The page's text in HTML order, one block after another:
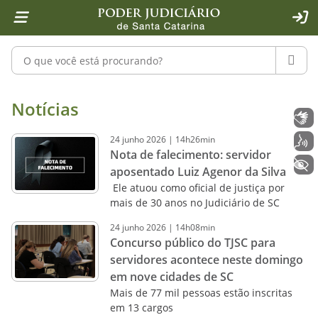
1 Ir para o conteúdo
2 Ir para a ferramenta de acessibilidade - Rybená
4 Ir para o menu principal
5 Ir para a pesquisa
6 Ir para o rodapé
7 Ir para a página inicial
Pesquisar no portal
Notícias - Imprensa - Poder
Notícias
24 junho2026 | 14h26min
Nota de falecimento: servidor
aposentado Luiz Agenor da Silva
Ele atuou como oficial de justiça por
mais de 30 anos no Judiciário de SC
24 junho2026 | 14h08min
Concurso público do TJSC para
servidores acontece neste domingo
em nove cidades de SC
Mais de 77 mil pessoas estão inscritas
em 13 cargos
+ Acessibilidade